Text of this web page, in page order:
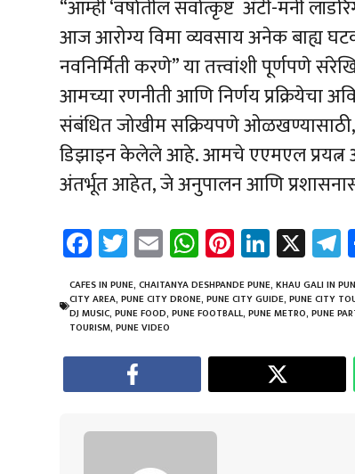
“आम्ही ‘वर्षातील सर्वोत्कृष्ट अँटी-मनी
आज आरोग्य विमा व्यवसाय अनेक बाह्य
नवनिर्मिती करणे” या तत्त्वांशी पूर्णपणे
आमच्या रणनीती आणि निर्णय प्रक्रियेचा
संबंधित जोखीम सक्रियपणे
डिझाइन केलेले आहे. आमचे एएमएल प्रयत्न
अंतर्भूत आहेत, जे अनुपालन आणि
Fa
ce
b
o
ok
T
wi
tt
er
E
m
ail
W
h
at
sA
p
p
Pi
nt
er
es
t
Li
nk
e
dI
n
X
a
CAFES IN PUNE, CHAITANYA DESHPANDE PUNE, KHAU GALI IN
CITY AREA, PUNE CITY DRONE, PUNE CITY GUIDE, PUNE CITY
DJ MUSIC, PUNE FOOD, PUNE FOOTBALL, PUNE METRO, PUNE
TOURISM, PUNE VIDEO